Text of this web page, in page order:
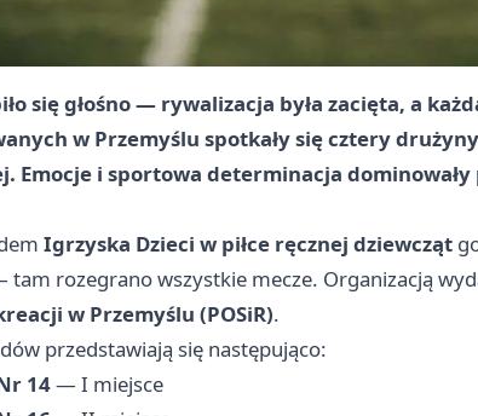
się głośno — rywalizacja była zacięta, a
w Przemyślu spotkały się cztery
Emocje i sportowa determinacja dominowały
Igrzyska Dzieci w piłce ręcznej dziewcząt
tam rozegrano wszystkie mecze. Organizacją
w Przemyślu (POSiR).
przedstawiają się następująco:
14— I miejsce